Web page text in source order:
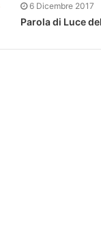
6 Dicembre 2017
Parola di Luce